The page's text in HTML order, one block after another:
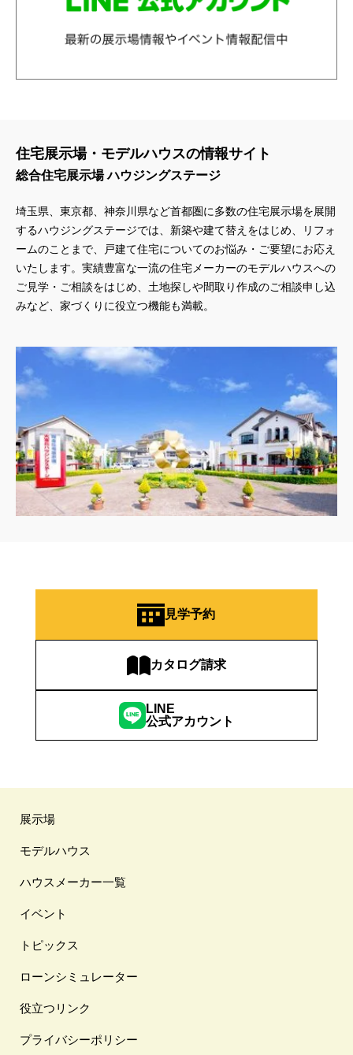
住宅展示場・モデルハウスの情報サイト
総合住宅展示場 ハウジングステージ
埼玉県、東京都、神奈川県など首都圏に多数の住宅展示場を展開
するハウジングステージでは、新築や建て替えをはじめ、リフォ
ームのことまで、戸建て住宅についてのお悩み・ご要望にお応え
いたします。実績豊富な一流の住宅メーカーのモデルハウスへの
ご見学・ご相談をはじめ、土地探しや間取り作成のご相談申し込
みなど、家づくりに役立つ機能も満載。
見学予約
カタログ請求
LINE
公式アカウント
展示場
モデルハウス
ハウスメーカー一覧
イベント
トピックス
ローンシミュレーター
役立つリンク
プライバシーポリシー